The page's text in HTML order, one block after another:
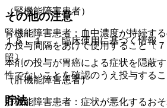
その他の注意
１５．１． 臨床使用に基づく情報
本剤の投与が胃癌による症状を隠蔽
性でないことを確認のうえ投与するこ
貯法
（腎機能障害患者）
腎機能障害患者：血中濃度が持続す
か投与間隔をあけて使用すること〔
照〕。
（肝機能障害患者）
肝機能障害患者：症状が悪化するおそ